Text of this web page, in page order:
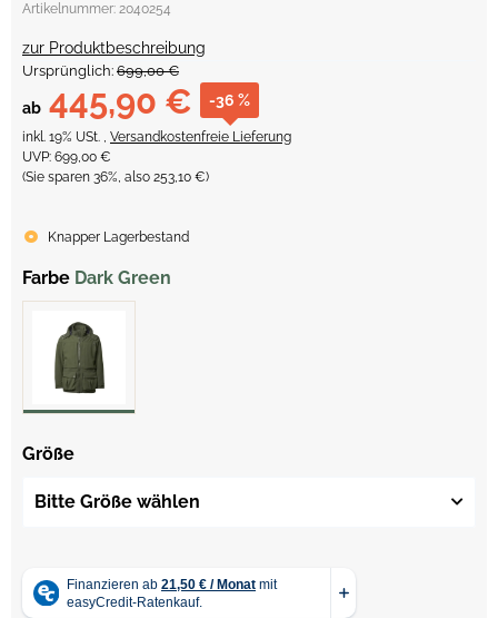
Artikelnummer: 2040254
zur Produktbeschreibung
Ursprünglich: 699,00 €
ab 445,90 € -36 %
inkl. 19% USt. , Versandkostenfreie Lieferung
UVP: 699,00 €
(Sie sparen 36%, also 253,10 €)
Knapper Lagerbestand
Farbe Dark Green
Größe
Bitte Größe wählen